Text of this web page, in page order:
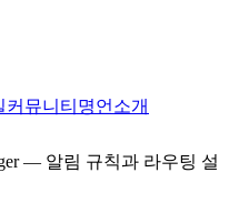
커뮤니티 명언 소개
— 알림 규칙과 라우팅 설